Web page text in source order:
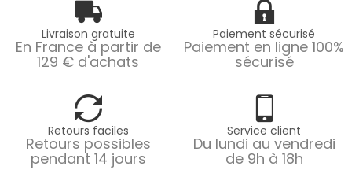
Livraison gratuite
En France à partir de
129 € d'achats
Paiement sécurisé
Paiement en ligne 100%
sécurisé
Retours faciles
Retours possibles
pendant 14 jours
Service client
Du lundi au vendredi
de 9h à 18h